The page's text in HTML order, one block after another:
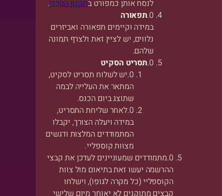
לנסח אותן כמפורט בתקנון הטכני.
תפאורה
במידה וקיימים תפאורה ואביזרים
נלווים, יש לציין זאת ולצרף תמונה
שלהם.
תסריט הסקיט
יש לשלוח תסריט לסקיט,
המתאר את העלייה לבמה
שתוצג ביום הכנס.
לאחר שליחת התסריט,
במידה ויעלה הצורך, יקבלו
המתמודדים המלצות ודגשים
מצוות קוספליי.
מתמודדים שמעוניינים לעדכן את קבצי
ההרשמה יעשו זאת בתיאום מול צוות
הקוספליי (כל מקרה לגופו), וישלחו